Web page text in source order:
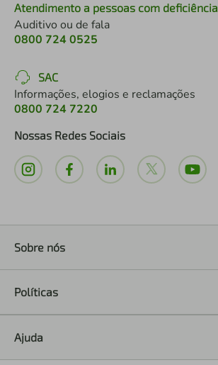
Atendimento a pessoas com deficiência
Auditivo ou de fala
0800 724 0525
SAC
Informações, elogios e reclamações
0800 724 7220
Nossas Redes Sociais
Sobre nós
Políticas
Ajuda